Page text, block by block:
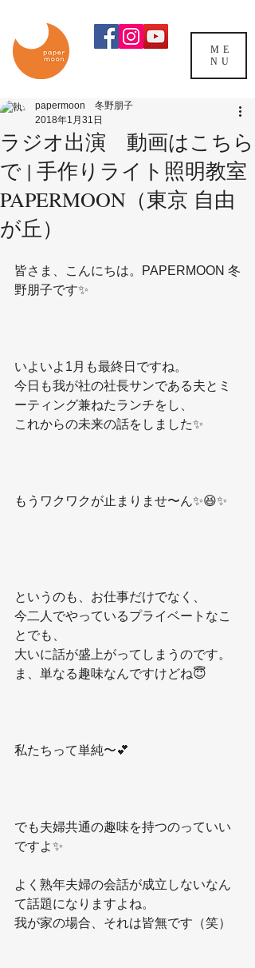
ME
NU
ラジオ出演 動画はこちら
で | 手作りライト照明教室
PAPERMOON（東京 自由
が丘）
papermoon 冬野朋子
2018年1月31日
皆さま、こんにちは。PAPERMOON 冬
野朋子です✨
いよいよ1月も最終日ですね。
今日も我が社の社長サンである夫とミ
ーティング兼ねたランチをし、
これからの未来の話をしました✨
もうワクワクが止まりませ〜ん✨😆✨
というのも、お仕事だけでなく、
今二人でやっているプライベートなこ
とでも、
大いに話が盛上がってしまうのです。
ま、単なる趣味なんですけどね😇
私たちって単純〜💕
でも夫婦共通の趣味を持つのっていい
ですよ✨
よく熟年夫婦の会話が成立しないなん
て話題になりますよね。
我が家の場合、それは皆無です（笑）